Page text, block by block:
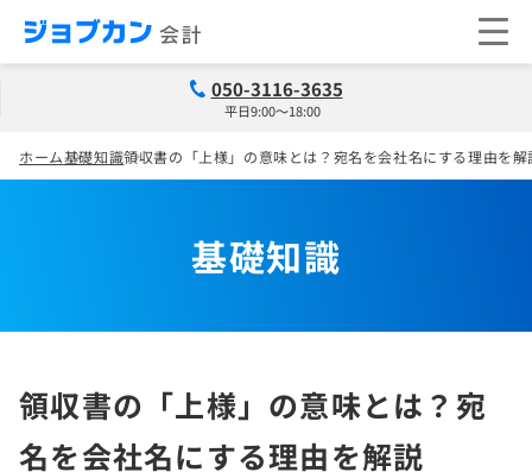
050-3116-3635
平日9:00～18:00
ホーム基礎知識領収書の「上様」の意味とは？宛名を会社名にする理由を解
基礎知識
領収書の「上様」の意味とは？宛
名を会社名にする理由を解説